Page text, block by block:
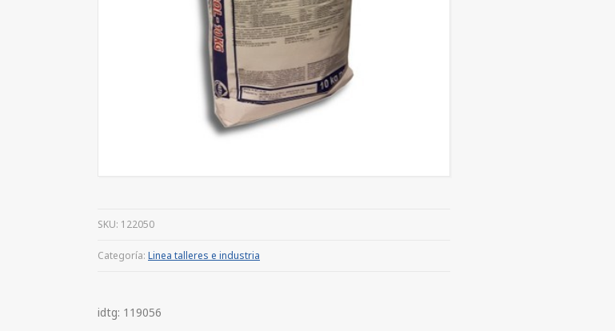
SKU: 122050
Categoría: Linea talleres e industria
idtg: 119056